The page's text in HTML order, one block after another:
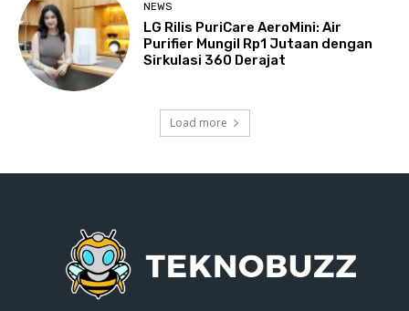
NEWS
LG Rilis PuriCare AeroMini: Air
Purifier Mungil Rp1 Jutaan dengan
Sirkulasi 360 Derajat
Load more